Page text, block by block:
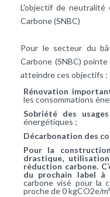
L'objectif de neutralité
Carbone (SNBC)
Pour le secteur du
Carbone (SNBC)
atteindre ces objectifs :
Rénovation
les consommations
Sobriété des usages
énergétiques ;
Décarbonation des
Pour la
drastique,
réduction carbone.
du prochain label à
carbone visé pour la
proche de 0 kgCO2e/